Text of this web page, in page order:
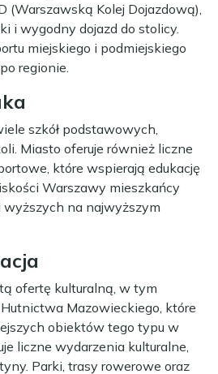
(Warszawską Kolej Dojazdową),
i wygodny dojazd do stolicy.
miejskiego i podmiejskiego
regionie.
szkół podstawowych,
Miasto oferuje również liczne
które wspierają edukację
Warszawy mieszkańcy
wyższych na najwyższym
ofertę kulturalną, w tym
Mazowieckiego, które
obiektów tego typu w
liczne wydarzenia kulturalne,
Parki, trasy rowerowe oraz